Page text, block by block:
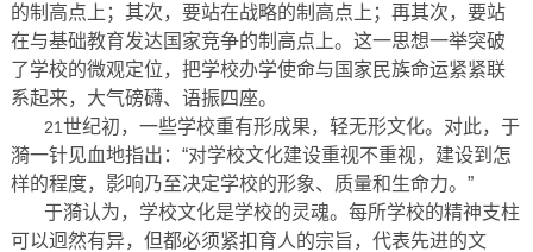
的制高点上；其次，要站在战略的制高点上；再其次，要站
在与基础教育发达国家竞争的制高点上。这一思想一举突破
了学校的微观定位，把学校办学使命与国家民族命运紧紧联
系起来，大气磅礴、语振四座。
21世纪初，一些学校重有形成果，轻无形文化。对此，于
漪一针见血地指出：“对学校文化建设重视不重视，建设到怎
样的程度，影响乃至决定学校的形象、质量和生命力。”
于漪认为，学校文化是学校的灵魂。每所学校的精神支柱
可以迥然有异，但都必须紧扣育人的宗旨，代表先进的文